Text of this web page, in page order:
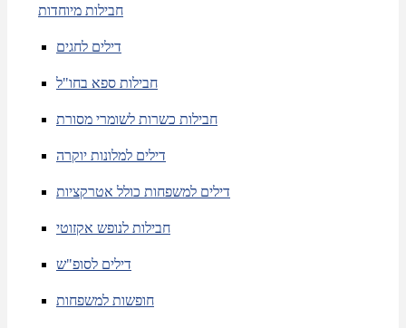
חבילות מיוחדות
דילים לחגים
חבילות ספא בחו"ל
חבילות כשרות לשומרי מסורת
דילים למלונות יוקרה
דילים למשפחות כולל אטרקציות
חבילות לנופש אקזוטי
דילים לסופ"ש
חופשות למשפחות